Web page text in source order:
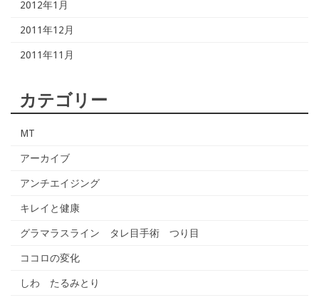
2012年1月
2011年12月
2011年11月
カテゴリー
MT
アーカイブ
アンチエイジング
キレイと健康
グラマラスライン タレ目手術 つり目
ココロの変化
しわ たるみとり